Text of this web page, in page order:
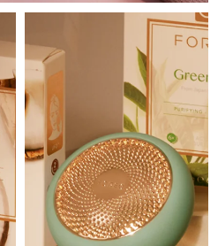
devices
primer
treatments
hand mask
Light Serum
2 Pro Max
IPL hair removal device
身体护理
body
body toning
body
brush
2 plus
LED therapy
眼部护理
eyes & lips
line smoothing device
预计送达日期8/10/26
预计送达日期 8/10/26
预计送达日期8/14/26
预计送达日期8/10/26
预计送达日期8/14/26
预计送达日期8/10/26